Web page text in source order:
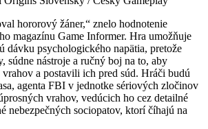
hororový žáner,“ znelo hodnotenie
magazínu Game Informer. Hra umožňuje
dávku psychologického napätia, pretože
súdne nástroje a ručný boj na to, aby
a postavili ich pred súd. Hráči budú
agenta FBI v jednotke sériových zločinov
vrahov, vedúcich ho cez detailné
nebezpečných sociopatov, ktorí číhajú na